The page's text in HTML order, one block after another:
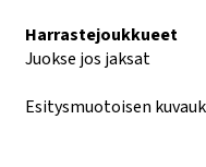
Harrastejoukkueet
Juokse jos jaksat
Esitysmuotoisen